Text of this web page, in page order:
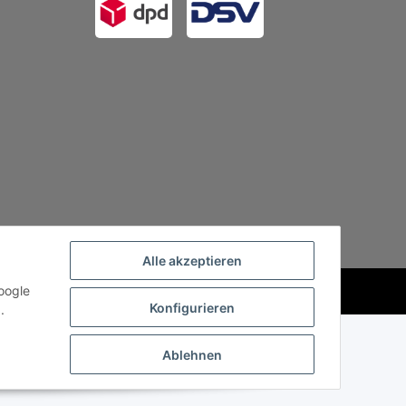
Alle akzeptieren
Konfigurieren
Ablehnen
Powered byJTL-Shop